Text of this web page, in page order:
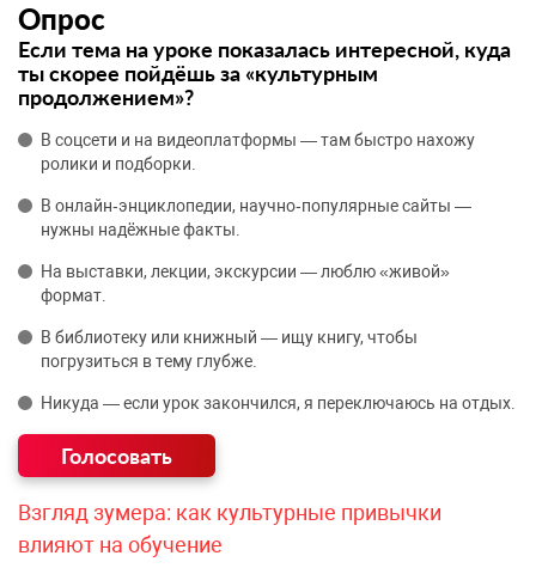
Опрос
Если тема на уроке показалась интересной, куда
ты скорее пойдёшь за «культурным
продолжением»?
В соцсети и на видеоплатформы — там быстро нахожу
ролики и подборки.
В онлайн‑энциклопедии, научно‑популярные сайты —
нужны надёжные факты.
На выставки, лекции, экскурсии — люблю «живой»
формат.
В библиотеку или книжный — ищу книгу, чтобы
погрузиться в тему глубже.
Никуда — если урок закончился, я переключаюсь на отдых.
Взгляд зумера: как культурные привычки
влияют на обучение